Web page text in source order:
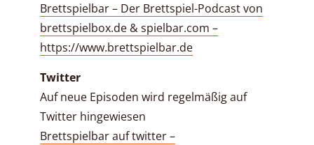
Brettspielbar – Der Brettspiel-Podcast von
brettspielbox.de & spielbar.com –
https://www.brettspielbar.de
Twitter
Auf neue Episoden wird regelmäßig auf
Twitter hingewiesen
Brettspielbar auf twitter –